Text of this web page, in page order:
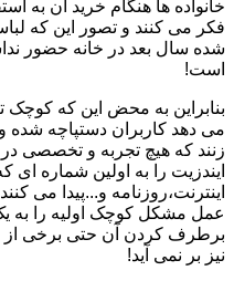
خانواده ها هنگام خرید آن به
فکر می کنند و تصور این که
شده سال بعد در خانه حضور
است!
بنابراین به محض این که
می دهد کاربران دستپاچه
زنند که هیچ تجربه و تخصصی در
ایندزیت را به اولین شماره ای
اینترنت،روزنامه و...پیدا می
عمل مشکل کوچک اولیه را به
برطرف کردن آن حتی برخی از
نیز بر نمی آید!